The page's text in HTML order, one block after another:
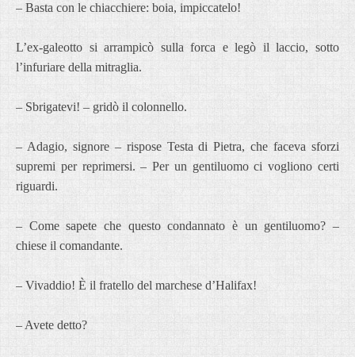
– Basta con le chiacchiere: boia, impiccatelo!
L’ex-galeotto si arrampicò sulla forca e legò il laccio, sotto
l’infuriare della mitraglia.
– Sbrigatevi! – gridò il colonnello.
– Adagio, signore – rispose Testa di Pietra, che faceva sforzi
supremi per reprimersi. – Per un gentiluomo ci vogliono certi
riguardi.
– Come sapete che questo condannato è un gentiluomo? –
chiese il comandante.
– Vivaddio! È il fratello del marchese d’Halifax!
– Avete detto?